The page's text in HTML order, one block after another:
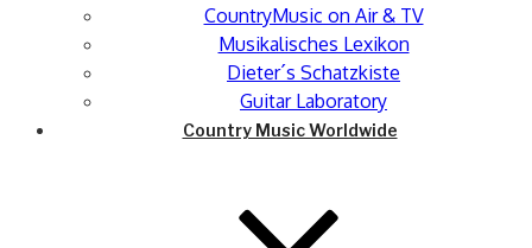
CountryMusic on Air & TV
Musikalisches Lexikon
Dieter´s Schatzkiste
Guitar Laboratory
Country Music Worldwide